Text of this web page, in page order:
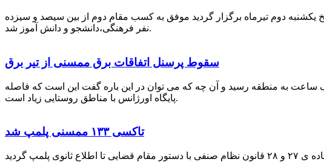
یکشنبه دوم تیرماه برگزار گردید موفق به کسب مقام دوم از بین سیصد و سیزده
نفر فرهنگی،دانشجو و دانش آموز شد.
سقوط پرسنل اتفاقات برق ممسنی از تیر برق
ساعت به منطقه رسید و آن چه که می توان در این باره گفت این است که فاصله
پایگاه اورژانس با مناطق روستایی زیاد است.
تاکسی ۱۳۳ ممسنی پلمپ شد